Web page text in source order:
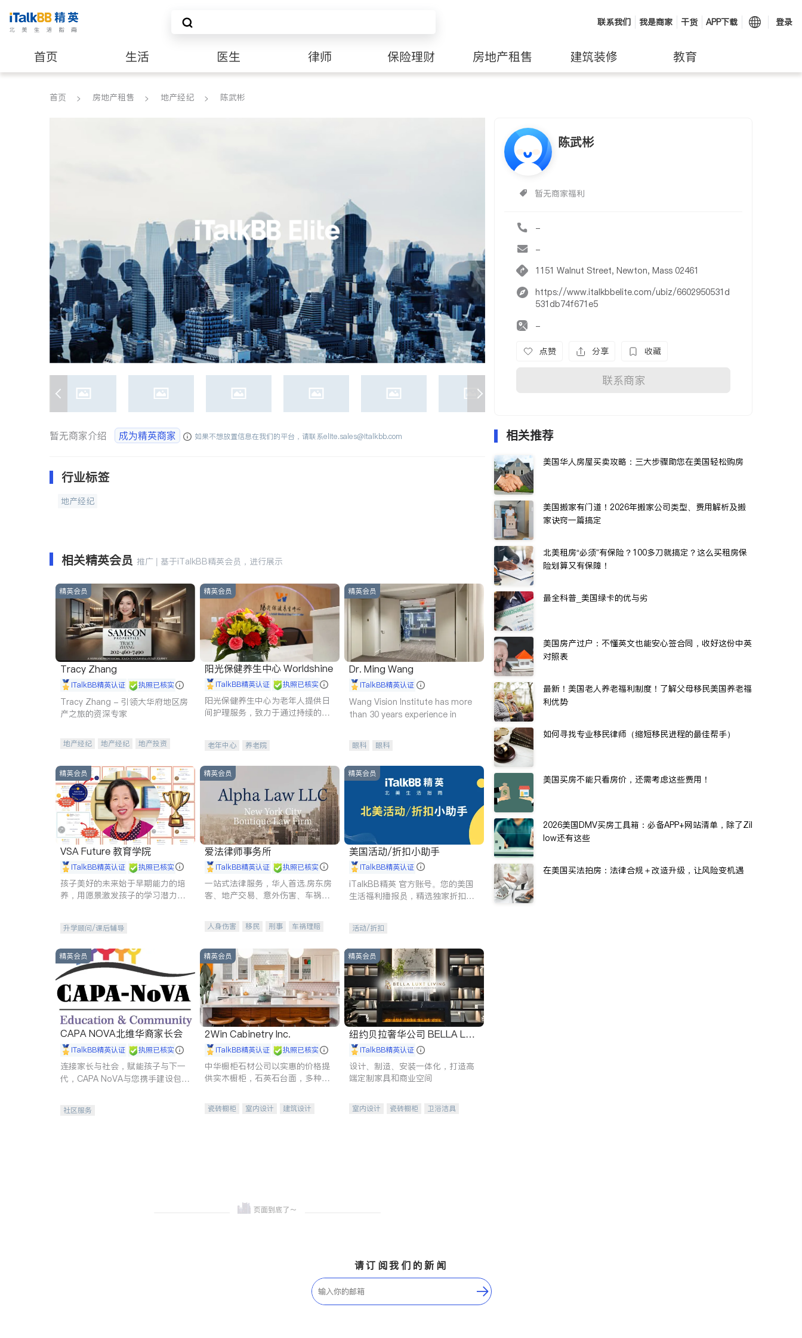
联系我们 我是商家 干货 APP下载 登录
首页 生活 医生 律师 保险理财 房地产租售 建筑装修 教育
养老 非盈利组织
首页 房地产租售 地产经纪 陈武彬
陈武彬
暂无商家福利
-
-
1151 Walnut Street, Newton, Mass 02461
https://www.italkbbelite.com/ubiz/6602950531d
531db74f671e5
-
点赞 分享 收藏
联系商家
暂无商家介绍 成为精英商家 如果不想放置信息在我们的平台，请联系elite.sales@italkbb.com
行业标签
地产经纪
相关精英会员 推广 | 基于iTalkBB精英会员，进行展示
精英会员
Tracy Zhang
iTalkBB精英认证 执照已核实
Tracy Zhang - 引领大华府地区房
产之旅的资深专家
地产经纪 地产经纪
地产投资
精英会员
阳光保健养生中心 Worldshine
iTalkBB精英认证 执照已核实
阳光保健养生中心为老年人提供日
间护理服务，致力于通过持续的护
老年中心 养老院
精英会员
Dr. Ming Wang
iTalkBB精英认证
Wang Vision Institute has more
than 30 years experience in
眼科 眼科
精英会员
VSA Future 教育学院
iTalkBB精英认证 执照已核实
孩子美好的未来始于早期能力的培
养，用愿景激发孩子的学习潜力和
升学顾问/课后辅导
精英会员
爱法律师事务所
iTalkBB精英认证 执照已核实
一站式法律服务，华人首选.房东房
客、地产交易、意外伤害、车祸重
人身伤害 移民 刑事
车祸理赔
商标注册
索赔 律师-其它 保释
精英会员
美国活动/折扣小助手
iTalkBB精英认证
iTalkBB精英 官方账号。您的美国
生活福利播报员，精选独家折扣、
活动/折扣
精英会员
CAPA NOVA北维华裔家长会
iTalkBB精英认证 执照已核实
连接家长与社会，赋能孩子与下一
代，CAPA NoVA与您携手建设包
社区服务
精英会员
2Win Cabinetry Inc.
iTalkBB精英认证 执照已核实
中华橱柜石材公司以实惠的价格提
供实木橱柜，石英石台面，多种优
机。品质厨房，家的选择。
瓷砖橱柜 室内设计
建筑设计
精英会员
纽约贝拉奢华公司 BELLA LUX
E iTalkBB精英认证
设计、制造、安装一体化，打造高
端定制家具和商业空间
室内设计 瓷砖橱柜
卫浴洁具
相关推荐
美国华人房屋买卖攻略：三大步骤助您在美国轻松购房
美国搬家有门道！2026年搬家公司类型、费用解析及搬
家诀窍一篇搞定
北美租房“必须”有保险？100多刀就搞定？这么买租房保
险划算又有保障！
最全科普_美国绿卡的优与劣
美国房产过户：不懂英文也能安心签合同，收好这份中英
对照表
最新！美国老人养老福利制度！了解父母移民美国养老福
利优势
如何寻找专业移民律师（缩短移民进程的最佳帮手）
美国买房不能只看房价，还需考虑这些费用！
2026美国DMV买房工具箱：必备APP+网站清单，除了Zil
low还有这些
在美国买法拍房：法律合规＋改造升级，让风险变机遇
请订阅我们的新闻